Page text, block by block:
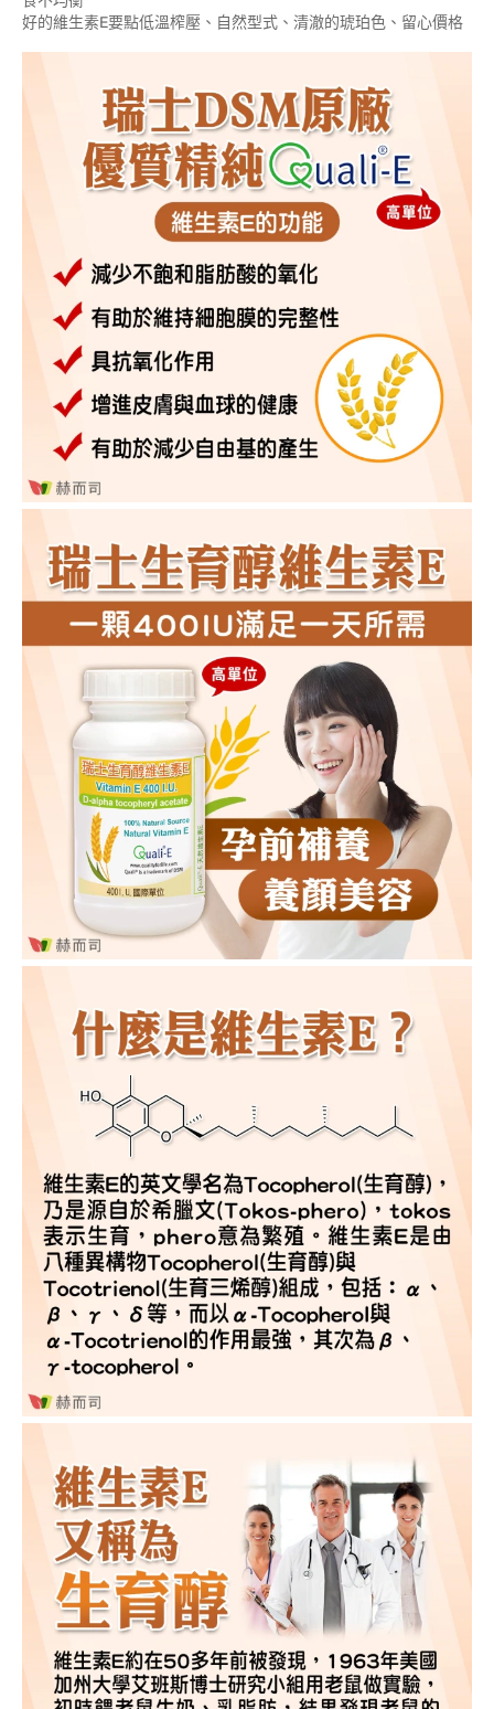
好的維生素E要點低溫榨壓、自然型式、清澈的琥珀色、留心價格